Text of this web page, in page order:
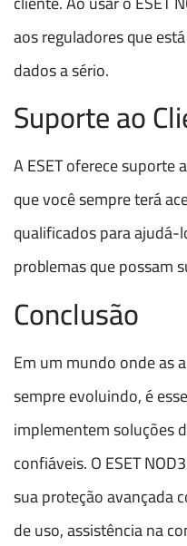
aos reguladores que
dados a sério.
Suporte ao
A ESET oferece
que você sempre terá
qualificados para
problemas que possam
Conclusão
Em um mundo onde as
sempre evoluindo, é
implementem soluções
confiáveis. O ESET
sua proteção avançada
de uso, assistência na